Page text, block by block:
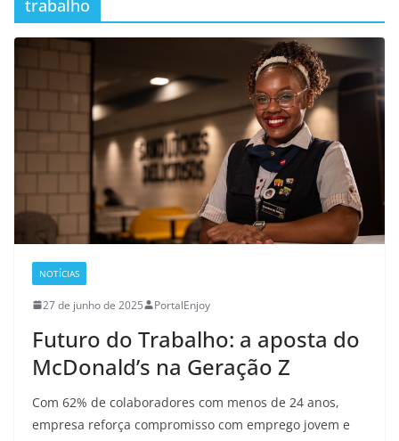
trabalho
NOTÍCIAS
27 de junho de 2025 PortalEnjoy
Futuro do Trabalho: a aposta do
McDonald’s na Geração Z
Com 62% de colaboradores com menos de 24 anos,
empresa reforça compromisso com emprego jovem e